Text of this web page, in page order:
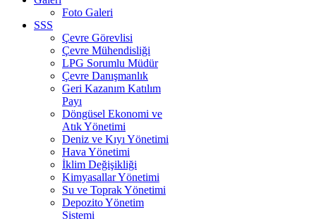
Foto Galeri
SSS
Çevre Görevlisi
Çevre Mühendisliği
LPG Sorumlu Müdür
Çevre Danışmanlık
Geri Kazanım Katılım
Payı
Döngüsel Ekonomi ve
Atık Yönetimi
Deniz ve Kıyı Yönetimi
Hava Yönetimi
İklim Değişikliği
Kimyasallar Yönetimi
Su ve Toprak Yönetimi
Depozito Yönetim
Sistemi